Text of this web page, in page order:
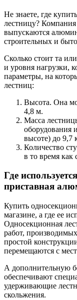
Не знаете, где
лестницу?
выпускаются
строительных и
Сколько стоит та
и уровня нагрузки,
параметры, на
лестниц:
Высота. Она
4,8 м.
Масса
оборудования
высоте) до 9,7
Количество
в то время как
Где
приставная
Купить
магазине, а где ее
Односекционная
работ,
простой
перемещаются с
А дополнительную
обеспечивают
удерживающие
скольжения.